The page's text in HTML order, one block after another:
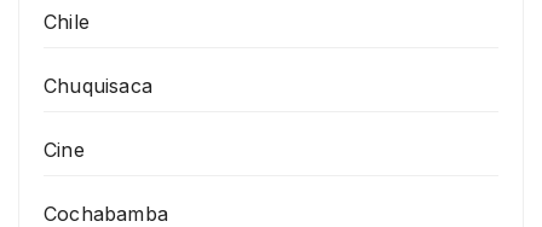
Chile
Chuquisaca
Cine
Cochabamba